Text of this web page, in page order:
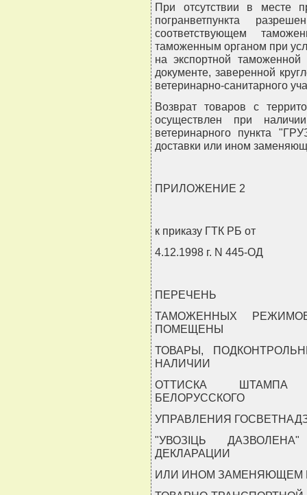
При отсутствии в месте
погранветпункта
соответствующем
таможенным органом при
на экспортной
документе, заверенной
ветеринарно-санитарного
Возврат товаров с
осуществлен при
ветеринарного пункта
доставки или ином
ПРИЛОЖЕНИЕ 2
к приказу ГТК РБ от
4.12.1998 г. N 445-ОД
ПЕРЕЧЕНЬ
ТАМОЖЕННЫХ
ПОМЕЩЕНЫ
ТОВАРЫ,
НАЛИЧИИ
ОТТИСКА ШТАМПА
БЕЛОРУССКОГО
УПРАВЛЕНИЯ
"УВОЗIЦЬ
ДЕКЛАРАЦИИ
ИЛИ ИНОМ ЗАМЕНЯЮЩЕМ